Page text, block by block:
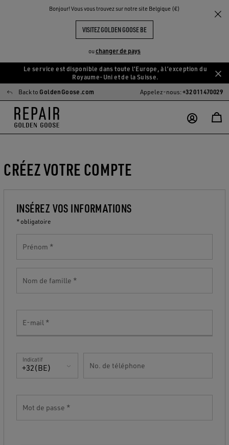
Bonjour! Vous vous trouvez sur notre site Belgique (€)
VISITEZ GOLDEN GOOSE BE
ou changer de pays
au
contenu
principal
au
contenu
du
pied
Le service est disponible dans toute l’Europe, à l’exception du
Royaume-Uni et de la Suisse.
Back to GoldenGoose.com Appelez-nous: +32 011470029
CRÉEZ VOTRE COMPTE
INSÉREZ VOS INFORMATIONS
* obligatoire
Prénom
Nom de famille
E-mail
+32(BE)
Indicatif
No. de téléphone
Mot de passe